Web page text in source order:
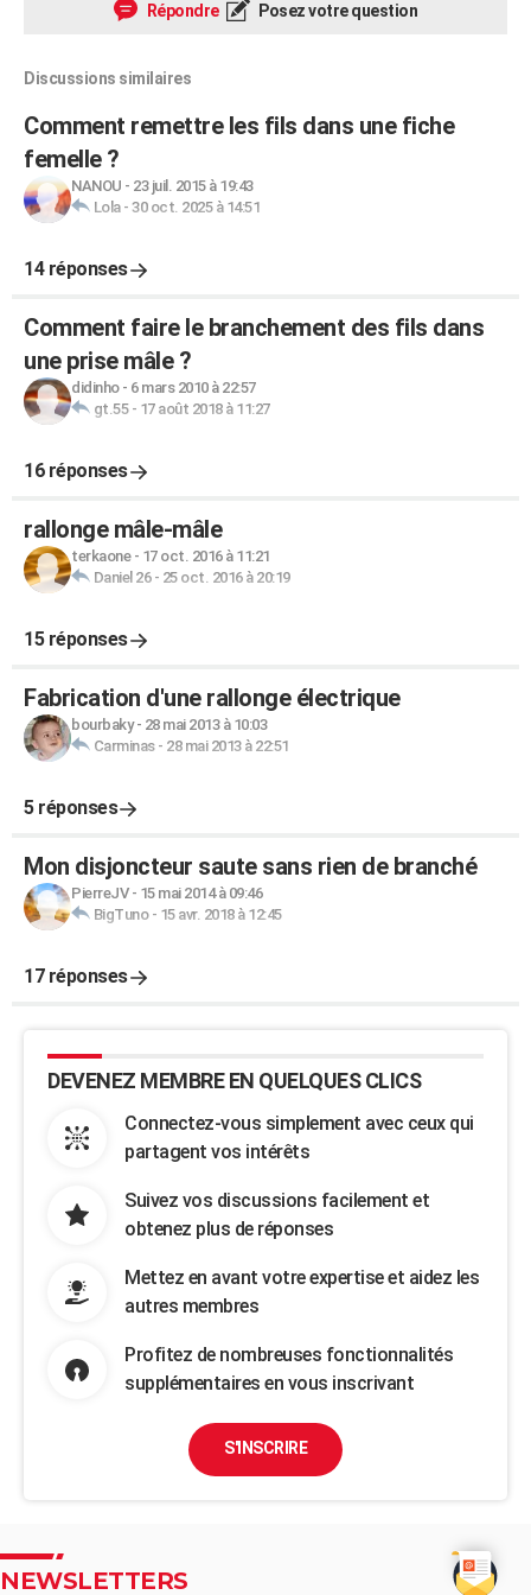
Répondre Posez votre question
Discussions similaires
Comment remettre les fils dans une fiche
femelle ?
NANOU - 23 juil. 2015 à 19:43
Lola- 30 oct. 2025 à 14:51
14 réponses
Comment faire le branchement des fils dans
une prise mâle ?
didinho- 6 mars 2010 à 22:57
gt.55- 17 août 2018 à 11:27
16 réponses
rallonge mâle-mâle
terkaone- 17 oct. 2016 à 11:21
Daniel 26- 25 oct. 2016 à 20:19
15 réponses
Fabrication d'une rallonge électrique
bourbaky- 28 mai 2013 à 10:03
Carminas- 28 mai 2013 à 22:51
5 réponses
Mon disjoncteur saute sans rien de branché
PierreJV- 15 mai 2014 à 09:46
BigTuno- 15 avr. 2018 à 12:45
17 réponses
DEVENEZ MEMBRE EN QUELQUES CLICS
Connectez-vous simplement avec ceux qui
partagent vos intérêts
Suivez vos discussions facilement et
obtenez plus de réponses
Mettez en avant votre expertise et aidez les
autres membres
Profitez de nombreuses fonctionnalités
supplémentaires en vous inscrivant
S'INSCRIRE
NEWSLETTERS